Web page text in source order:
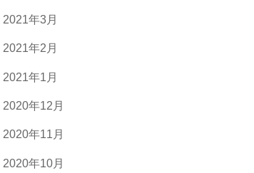
2021年3月
2021年2月
2021年1月
2020年12月
2020年11月
2020年10月